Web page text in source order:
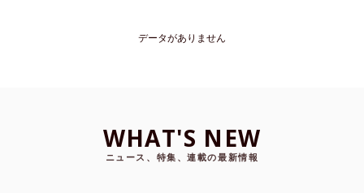
データがありません
WHAT'S NEW
ニュース、特集、連載の最新情報